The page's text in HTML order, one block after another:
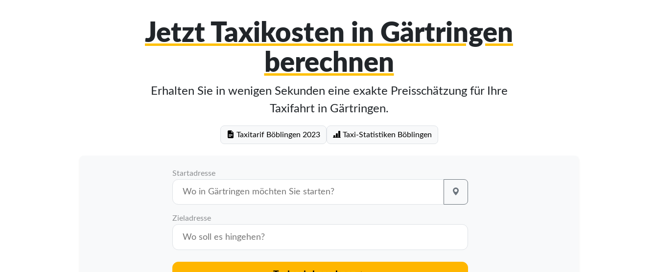
Jetzt Taxikosten in Gärtringen
berechnen
Erhalten Sie in wenigen Sekunden eine exakte Preisschätzung für Ihre
Taxifahrt in Gärtringen.
Taxitarif Böblingen 2023 Taxi-Statistiken Böblingen
Startadresse
Zieladresse